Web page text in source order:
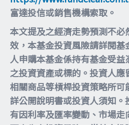
富達投信或銷售機構索取。
本文提及之經濟走勢預測不必
效，本基金投資風險請詳閱
人申購本基金係持有基金受
之投資資產或標的。投資人
相關商品等槓桿投資策略所
詳公開說明書或投資人須知
有因利率及匯率變動、市場